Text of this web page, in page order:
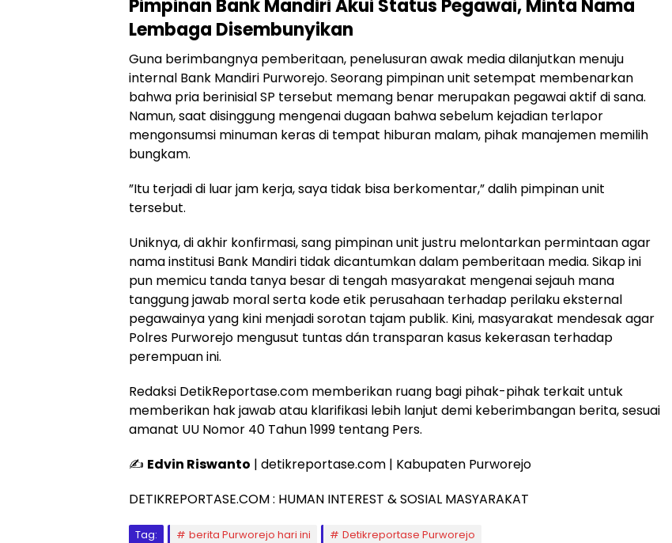
Pimpinan Bank Mandiri Akui Status Pegawai, Minta Nama
Lembaga Disembunyikan
​Guna berimbangnya pemberitaan, penelusuran awak media dilanjutkan menuju
internal Bank Mandiri Purworejo. Seorang pimpinan unit setempat membenarkan
bahwa pria berinisial SP tersebut memang benar merupakan pegawai aktif di sana.
Namun, saat disinggung mengenai dugaan bahwa sebelum kejadian terlapor
mengonsumsi minuman keras di tempat hiburan malam, pihak manajemen memilih
bungkam.
​”Itu terjadi di luar jam kerja, saya tidak bisa berkomentar,” dalih pimpinan unit
tersebut.
​Uniknya, di akhir konfirmasi, sang pimpinan unit justru melontarkan permintaan agar
nama institusi Bank Mandiri tidak dicantumkan dalam pemberitaan media. Sikap ini
pun memicu tanda tanya besar di tengah masyarakat mengenai sejauh mana
tanggung jawab moral serta kode etik perusahaan terhadap perilaku eksternal
pegawainya yang kini menjadi sorotan tajam publik. Kini, masyarakat mendesak agar
Polres Purworejo mengusut tuntas dán transparan kasus kekerasan terhadap
perempuan ini.
Redaksi DetikReportase.com memberikan ruang bagi pihak-pihak terkait untuk
memberikan hak jawab atau klarifikasi lebih lanjut demi keberimbangan berita, sesuai
amanat UU Nomor 40 Tahun 1999 tentang Pers.
​✍️ Edvin Riswanto | detikreportase.com | Kabupaten Purworejo
DETIKREPORTASE.COM : HUMAN INTEREST & SOSIAL MASYARAKAT
Tag: berita Purworejo hari ini Detikreportase Purworejo